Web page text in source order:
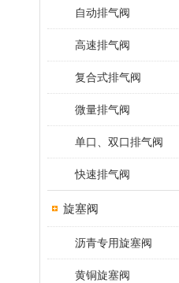
自动排气阀
高速排气阀
复合式排气阀
微量排气阀
单口、双口排气阀
快速排气阀
旋塞阀
沥青专用旋塞阀
黄铜旋塞阀